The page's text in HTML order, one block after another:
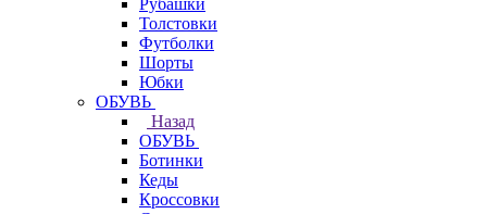
Рубашки
Толстовки
Футболки
Шорты
Юбки
ОБУВЬ
Назад
ОБУВЬ
Ботинки
Кеды
Кроссовки